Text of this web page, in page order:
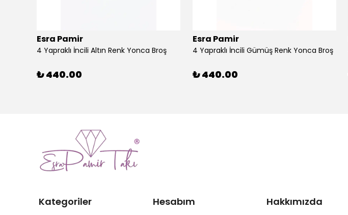
Esra Pamir
4 Yapraklı İncili Altın Renk Yonca Broş
₺ 440.00
Esra Pamir
4 Yapraklı İncili Gümüş Renk Yonca Broş
₺ 440.00
Kategoriler Hesabım Hakkımızda